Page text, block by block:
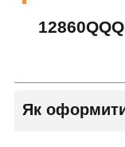
12860QQQ
Як